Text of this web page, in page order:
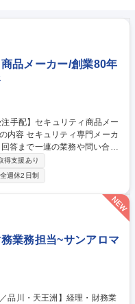
品メーカー/創業80年
答まで一連の業務や問い合わ
う括りではなく、顧客から直
様書チェ
を活かし、受注入力から製造
発注に加え、受注生産のため
顧客や商品（鍵など）、過去
。選考ではこれまでの経験以
来的にはアフターサービスや
/年休124日
得支援あり
週休2日制
業務担当~サンアロマ